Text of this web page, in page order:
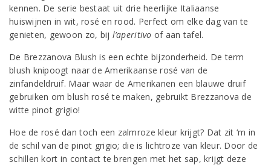
kennen. De serie bestaat uit drie heerlijke Italiaanse
huiswijnen in wit, rosé en rood. Perfect om elke dag van te
genieten, gewoon zo, bij l’aperitivo of aan tafel.
De Brezzanova Blush is een echte bijzonderheid. De term
blush knipoogt naar de Amerikaanse rosé van de
zinfandeldruif. Maar waar de Amerikanen een blauwe druif
gebruiken om blush rosé te maken, gebruikt Brezzanova de
witte pinot grigio!
Hoe de rosé dan toch een zalmroze kleur krijgt? Dat zit ‘m in
de schil van de pinot grigio; die is lichtroze van kleur. Door de
schillen kort in contact te brengen met het sap, krijgt deze